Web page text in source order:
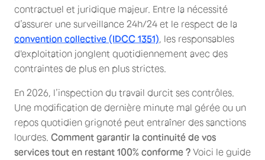
contractuel et juridique majeur. Entre la nécessité
d’assurer une surveillance 24h/24 et le respect de la
convention collective (IDCC 1351) , les responsables
d'exploitation jonglent quotidiennement avec des
contraintes de plus en plus strictes.
En 2026, l’inspection du travail durcit ses contrôles.
Une modification de dernière minute mal gérée ou un
repos quotidien grignoté peut entraîner des sanctions
lourdes. Comment garantir la continuité de vos
services tout en restant 100% conforme ? Voici le guide